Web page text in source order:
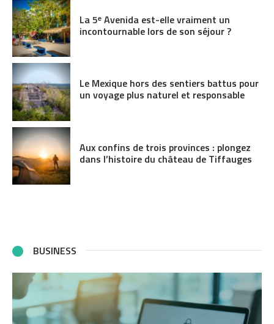
La 5ᵉ Avenida est-elle vraiment un
incontournable lors de son séjour ?
Le Mexique hors des sentiers battus pour
un voyage plus naturel et responsable
Aux confins de trois provinces : plongez
dans l’histoire du château de Tiffauges
BUSINESS